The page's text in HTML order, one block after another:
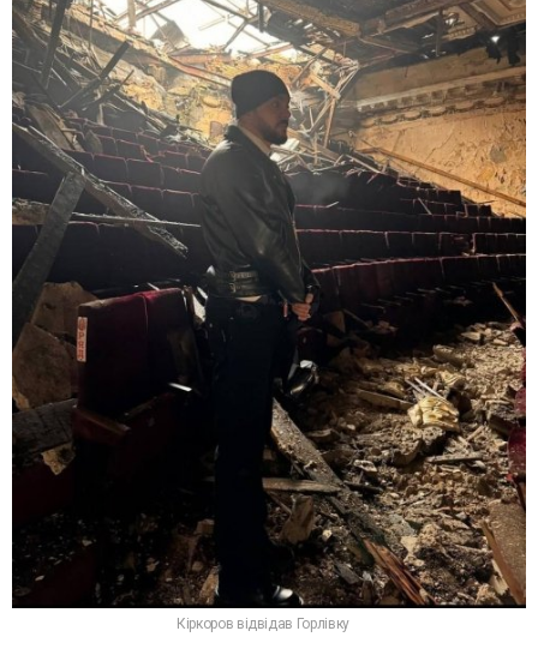
Кіркоров відвідав Горлівку